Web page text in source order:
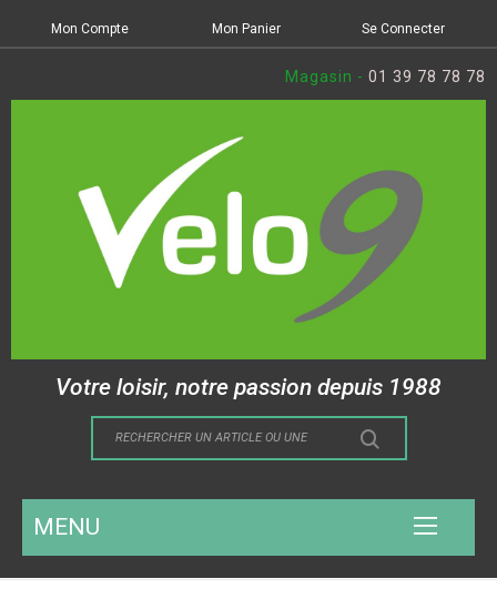
Mon Compte Mon Panier Se Connecter
Magasin - 01 39 78 78 78
Votre loisir, notre passion depuis 1988
MENU